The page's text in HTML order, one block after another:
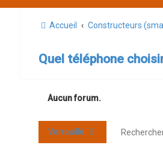
Accueil Constructeurs
Quel téléphone
Aucun forum.
Verrouillé